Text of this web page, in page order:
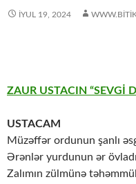
İYUL 19, 2024
ZAUR USTACIN “SEVGİ
USTACAM
Müzəffər ordunun şanlı
Ərənlər yurdunun ər
Zalımın zülmünə